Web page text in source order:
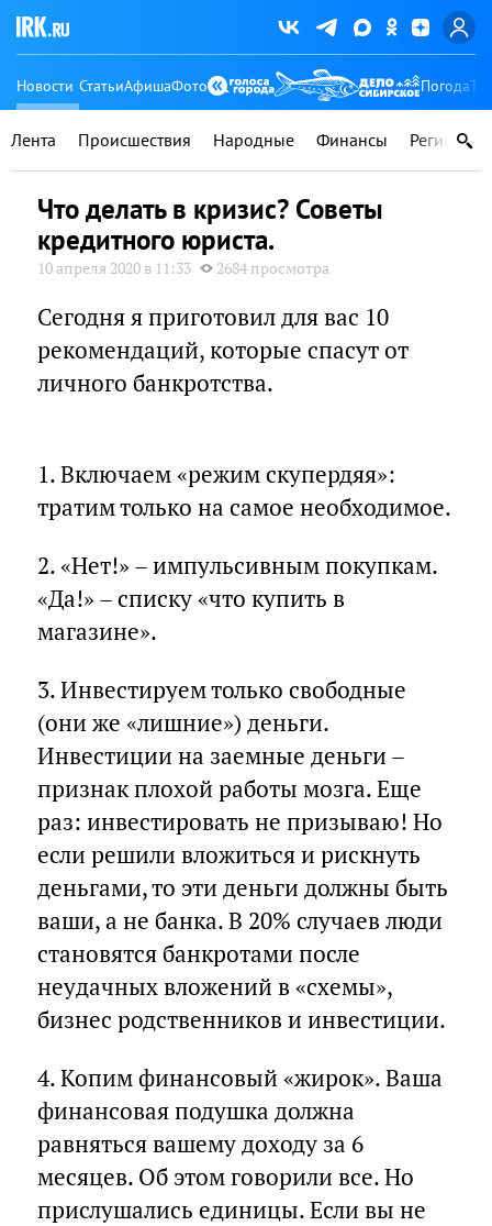
Новости СтатьиАфишаФото Погода
Лента Происшествия Народные Финансы Регионы
Что делать в кризис? Советы
кредитного юриста.
10 апреля 2020 в 11:33 2684 просмотра
Сегодня я приготовил для вас 10
рекомендаций, которые спасут от
личного банкротства.
1. Включаем «режим скупердяя»:
тратим только на самое необходимое.
2. «Нет!» – импульсивным покупкам.
«Да!» – списку «что купить в
магазине».
3. Инвестируем только свободные
(они же «лишние») деньги.
Инвестиции на заемные деньги –
признак плохой работы мозга. Еще
раз: инвестировать не призываю! Но
если решили вложиться и рискнуть
деньгами, то эти деньги должны быть
ваши, а не банка. В 20% случаев люди
становятся банкротами после
неудачных вложений в «схемы»,
бизнес родственников и инвестиции.
4. Копим финансовый «жирок». Ваша
финансовая подушка должна
равняться вашему доходу за 6
месяцев. Об этом говорили все. Но
прислушались единицы. Если вы не